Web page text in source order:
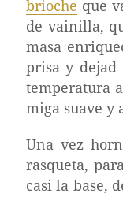
brioche que
de vainilla,
masa
prisa y dejad
temperatura
miga suave y
Una vez
rasqueta,
casi la base,